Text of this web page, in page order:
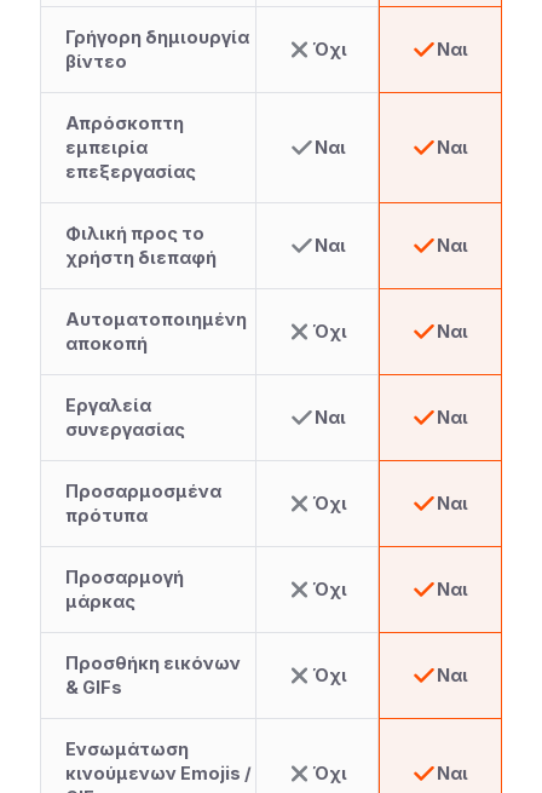
Γρήγορη δημιουργία
βίντεο
Όχι Ναι
Απρόσκοπτη
εμπειρία
επεξεργασίας
Ναι Ναι
Φιλική προς το
χρήστη διεπαφή
Ναι Ναι
Αυτοματοποιημένη
αποκοπή
Όχι Ναι
Εργαλεία
συνεργασίας
Ναι Ναι
Προσαρμοσμένα
πρότυπα
Όχι Ναι
Προσαρμογή
μάρκας
Όχι Ναι
Προσθήκη εικόνων
& GIFs
Όχι Ναι
Ενσωμάτωση
κινούμενων Emojis /
Όχι Ναι